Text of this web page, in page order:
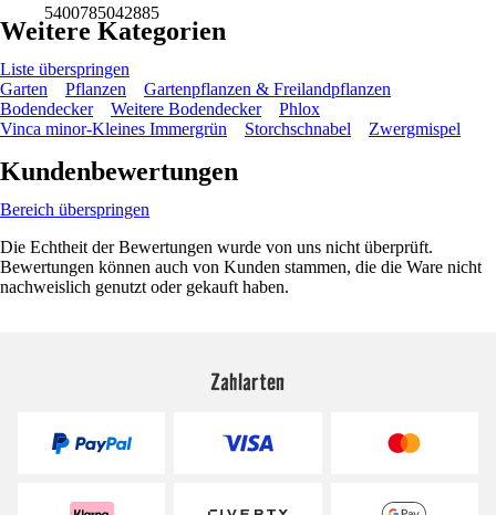
5400785042885
Weitere Kategorien
Liste überspringen
Garten
Pflanzen
Gartenpflanzen & Freilandpflanzen
Bodendecker
Weitere Bodendecker
Phlox
Vinca minor-Kleines Immergrün
Storchschnabel Zwergmispel
Kundenbewertungen
Bereich überspringen
Die Echtheit der Bewertungen wurde von uns nicht überprüft.
Bewertungen können auch von Kunden stammen, die die Ware nicht
nachweislich genutzt oder gekauft haben.
Zahlarten